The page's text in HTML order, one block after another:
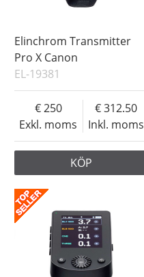
Elinchrom Transmitter
Pro X Canon
EL-19381
Exkl. moms
250
Inkl. moms
312.50
KÖP